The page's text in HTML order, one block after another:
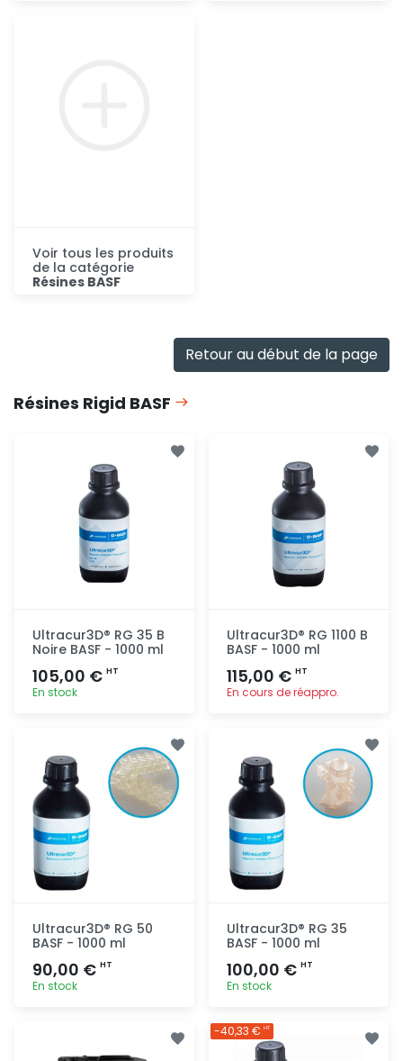
Voir tous les produits
de la catégorie
Résines BASF
Retour au début de la page
Résines Rigid BASF
Ultracur3D® RG 35 B
Noire BASF - 1000 ml
105,00 € HT
En stock
rapide
Ultracur3D® RG 1100 B
BASF - 1000 ml
115,00 € HT
En cours de réappro.
rapide
Ultracur3D® RG 50
BASF - 1000 ml
90,00 € HT
En stock
Ultracur3D® RG 35
BASF - 1000 ml
100,00 € HT
En stock
-40,33 € HT